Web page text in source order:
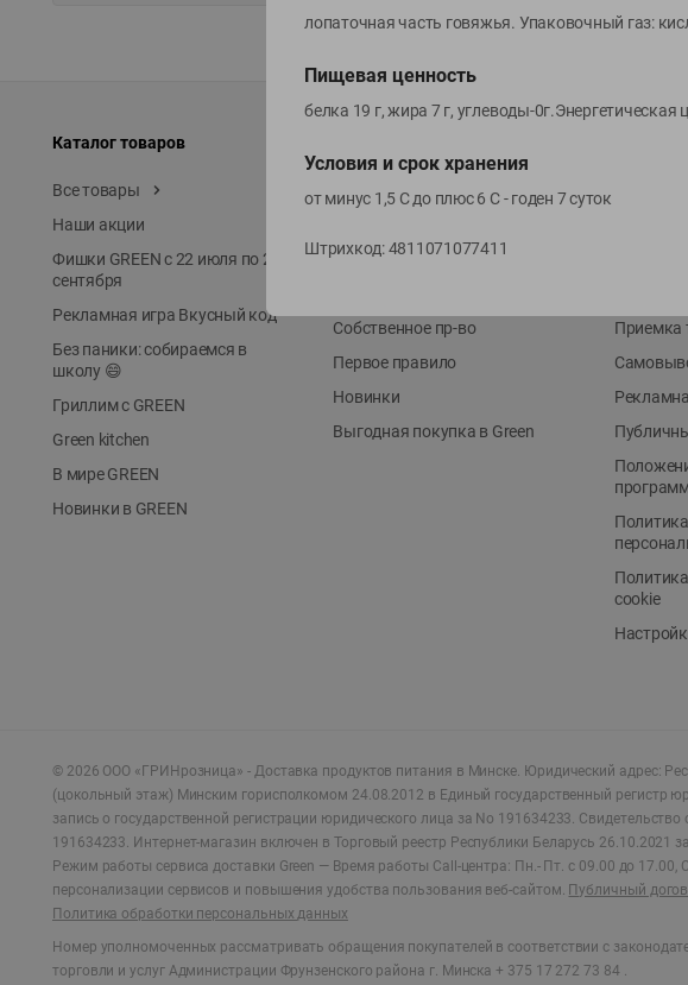
Каталог товаров
Все товары
Наши акции
Фишки GREEN с 22 июля по 22
сентября
Рекламная игра Вкусный код
Без паники: собираемся в
школу 😄
Гриллим с GREEN
Green kitchen
В мире GREEN
Новинки в GREEN
Акции
ЭКОлиния
Собственное пр-во
Первое правило
Новинки
Выгодная покупка в Green
Приемка
cookie
© 2026 ООО «ГРИНрозница» - Доставка продуктов питания в Минске. Юридический адрес:
(цокольный этаж) Минским горисполкомом 24.08.2012 в Единый государственный регистр
запись о государственной регистрации юридического лица за No 191634233. Свидетельство
191634233. Интернет-магазин включен в Торговый реестр Республики Беларусь 26.10.2021
Режим работы сервиса доставки Green — Время работы Call-центра: Пн.- Пт. с 09.00 до 17.00,
персонализации сервисов и повышения удобства пользования веб-сайтом. Публичный
Политика обработки персональных данных
Номер уполномоченных рассматривать обращения покупателей в соответствии с
торговли и услуг Администрации Фрунзенского района г. Минска + 375 17 272 73 84 .
лопаточная часть говяжья. Упаковочный газ:
Пищевая ценность
белка 19 г, жира 7 г, углеводы-
Условия и срок хранения
от минус 1,5 С до плюс 6 С - годен 7 суток
Штрихкод:4811071077411